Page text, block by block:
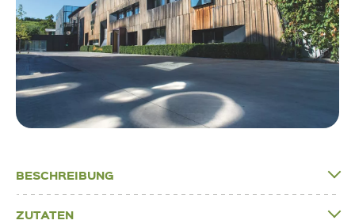
BESCHREIBUNG
ZUTATEN